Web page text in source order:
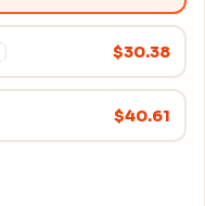
$30.38
$40.61